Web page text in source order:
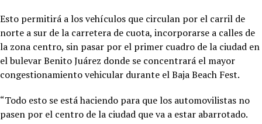
Esto permitirá a los vehículos que circulan por el carril de
norte a sur de la carretera de cuota, incorporarse a calles de
la zona centro, sin pasar por el primer cuadro de la ciudad en
el bulevar Benito Juárez donde se concentrará el mayor
congestionamiento vehicular durante el Baja Beach Fest.
“Todo esto se está haciendo para que los automovilistas no
pasen por el centro de la ciudad que va a estar abarrotado.